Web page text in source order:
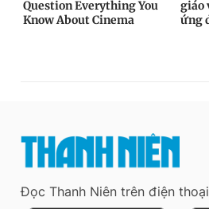
Đọc Thanh Niên trên điện thoại